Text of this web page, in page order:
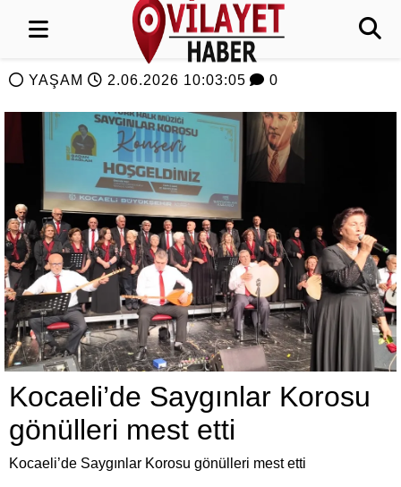
YAŞAM 2.06.2026 10:03:05 0
Kocaeli’de Saygınlar Korosu
gönülleri mest etti
Kocaeli’de Saygınlar Korosu gönülleri mest etti